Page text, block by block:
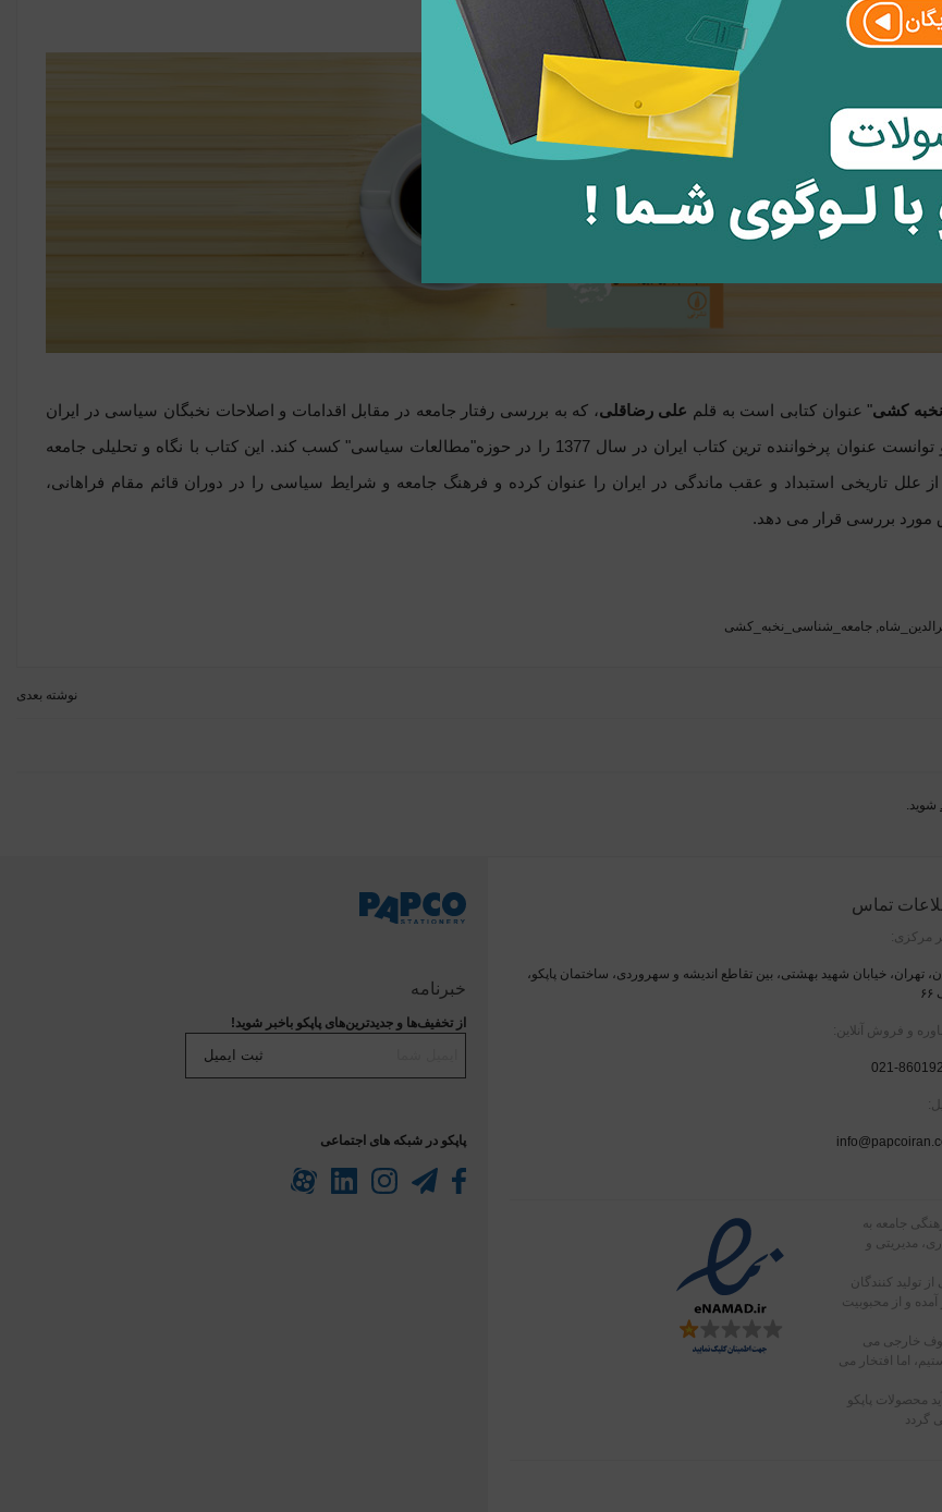
کشی" عنوان کتابی است به قلم علی رضاقلی، که به بررسی رفتار جامعه در مقابل اقدامات و اصلاحات نخبگان سیاسی در ایران
گذشته پرداخته و توانست عنوان پرخواننده ‌ترین کتاب ایران در سال 1377 را در حوزه"مطالعات سیاسی" کسب کند. این کتاب با نگاه و تحلیلی جامعه
علل تاریخی استبداد و عقب ماندگی در ایران را عنوان کرده و فرهنگ جامعه و شرایط سیاسی را در دوران قائم مقام فراهانی،
مورد بررسی قرار می دهد.
, جامعه_شناسی_نخبه_کشی
نوشته بعدی
شوید.
تماس
مرکزی:
تهران، خیابان شهید بهشتی، بین تقاطع اندیشه و سهروردی، ساختمان پاپکو،
و فروش آنلاین:
021-
با توجه به نیاز اقشار فرهنگی جامعه به
مدیریتی و
تولید کنندگان
و از محبوبیت
خارجی می
اما افتخار می
محصولات پاپکو
گردد
خبرنامه
از تخفیف‌ها و جدیدترین‌های پاپکو باخبر شوید!
ثبت ایمیل
پاپکو در شبکه های اجتماعی